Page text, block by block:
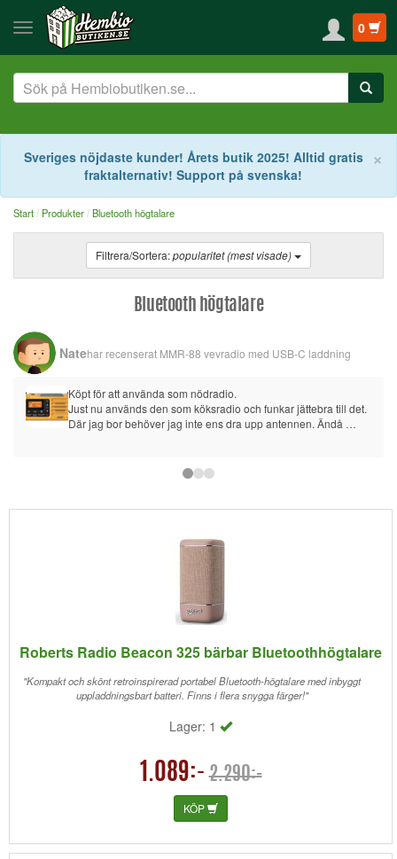
0
×
Sveriges nöjdaste kunder! Årets butik 2025! Alltid gratis
fraktalternativ! Support på svenska!
Start Produkter Bluetooth högtalare
Filtrera/Sortera:popularitet (mest visade)
Bluetooth högtalare
Natehar recenserat MMR-88 vevradio med USB-C laddning
Köpt för att använda som nödradio.
Just nu används den som köksradio och funkar jättebra till det.
Där jag bor behöver jag inte ens dra upp antennen. Ändå
Lagom stor och känns gediget byggd. Valde den här istället för
Roberts Radio Beacon 325 bärbar Bluetoothhögtalare
"Kompakt och skönt retroinspirerad portabel Bluetooth-högtalare med inbyggt
uppladdningsbart batteri. Finns i flera snygga färger!"
Lager: 1
1.089:- 2.290:-
KÖP